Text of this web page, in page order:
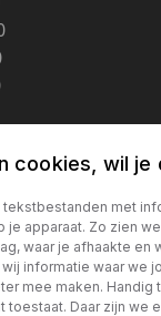
cookies, wil je
met
je apparaat. Zo zien
waar je afhaakte en
informatie waar we
mee maken. Handig
toestaat. Daar zijn we